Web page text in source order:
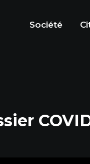
Société